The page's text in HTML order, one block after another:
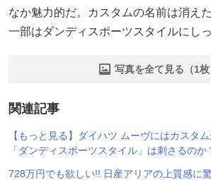
なか魅力的だ。カスタムの名前は消え
一部はダンディスポーツスタイルにし
写真を全て見る（1枚
関連記事
【もっと見る】ダイハツ ムーヴにはカスタ
「ダンディスポーツスタイル」は刺さるのか
728万円でも欲しい!! 日産アリアの上質感に